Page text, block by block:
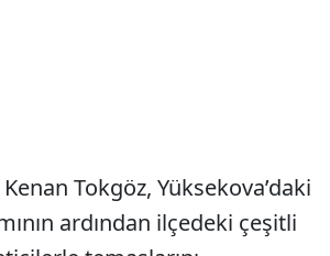
Tokgöz, Yüksekova’daki
ardından ilçedeki çeşitli